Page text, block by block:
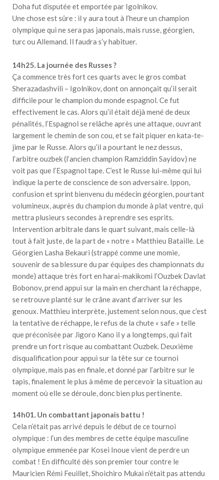
Doha fut disputée et emportée par Igolnikov.
Une chose est sûre : il y aura tout à l’heure un champion
olympique qui ne sera pas japonais, mais russe, géorgien,
turc ou Allemand. Il faudra s’y habituer.
14h25. La journée des Russes ?
Ça commence très fort ces quarts avec le gros combat
Sherazadashvili – Igolnikov, dont on annonçait qu’il serait
difficile pour le champion du monde espagnol. Ce fut
effectivement le cas. Alors qu’il était déjà mené de deux
pénalités, l’Espagnol se relâche après une attaque, ouvrant
largement le chemin de son cou, et se fait piquer en kata-te-
jime par le Russe. Alors qu’il a pourtant le nez dessus,
l’arbitre ouzbek (l’ancien champion Ramziddin Sayidov) ne
voit pas que l’Espagnol tape. C’est le Russe lui-même qui lui
indique la perte de conscience de son adversaire. Ippon,
confusion et sprint bienvenu du médecin géorgien, pourtant
volumineux, auprès du champion du monde à plat ventre, qui
mettra plusieurs secondes à reprendre ses esprits.
Intervention arbitrale dans le quart suivant, mais celle-là
tout à fait juste, de la part de « notre » Matthieu Bataille. Le
Géorgien Lasha Bekauri (strappé comme une momie,
souvenir de sa blessure du par équipes des championnats du
monde) attaque très fort en harai-makikomi l’Ouzbek Davlat
Bobonov, prend appui sur la main en cherchant la réchappe,
se retrouve planté sur le crâne avant d’arriver sur les
genoux. Matthieu interprète, justement selon nous, que c’est
la tentative de réchappe, le refus de la chute « safe » telle
que préconisée par Jigoro Kano il y a longtemps, qui fait
prendre un fort risque au combattant Ouzbek. Deuxième
disqualification pour appui sur la tête sur ce tournoi
olympique, mais pas en finale, et donné par l’arbitre sur le
tapis, finalement le plus à même de percevoir la situation au
moment où elle se déroule, donc bien plus pertinente.
14h01. Un combattant japonais battu !
Cela n’était pas arrivé depuis le début de ce tournoi
olympique : l’un des membres de cette équipe masculine
olympique emmenée par Kosei Inoue vient de perdre un
combat ! En difficulté dès son premier tour contre le
Mauricien Rémi Feuillet, Shoichiro Mukai n’était pas attendu